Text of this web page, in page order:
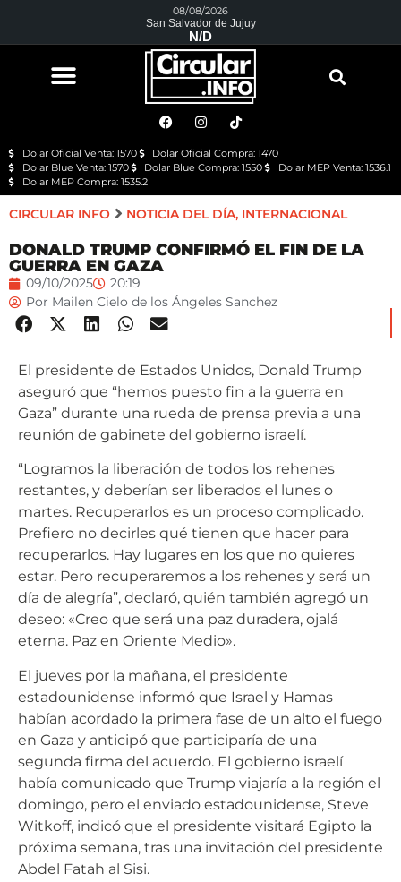
08/08/2026
San Salvador de Jujuy
N/D
Dolar Oficial Venta: 1570
Dolar Oficial Compra: 1470
Dolar Blue Venta: 1570
Dolar Blue Compra: 1550
Dolar MEP Venta: 1536.1
Dolar MEP Compra: 1535.2
CIRCULAR INFO NOTICIA DEL DÍA, INTERNACIONAL
DONALD TRUMP CONFIRMÓ EL FIN DE LA
GUERRA EN GAZA
09/10/2025
20:19
Por Mailen Cielo de los Ángeles Sanchez
El presidente de Estados Unidos, Donald Trump
aseguró que “hemos puesto fin a la guerra en
Gaza” durante una rueda de prensa previa a una
reunión de gabinete del gobierno israelí.
“Logramos la liberación de todos los rehenes
restantes, y deberían ser liberados el lunes o
martes. Recuperarlos es un proceso complicado.
Prefiero no decirles qué tienen que hacer para
recuperarlos. Hay lugares en los que no quieres
estar. Pero recuperaremos a los rehenes y será un
día de alegría”, declaró, quién también agregó un
deseo: «Creo que será una paz duradera, ojalá
eterna. Paz en Oriente Medio».
El jueves por la mañana, el presidente
estadounidense informó que Israel y Hamas
habían acordado la primera fase de un alto el fuego
en Gaza y anticipó que participaría de una
segunda firma del acuerdo. El gobierno israelí
había comunicado que Trump viajaría a la región el
domingo, pero el enviado estadounidense, Steve
Witkoff, indicó que el presidente visitará Egipto la
próxima semana, tras una invitación del presidente
Abdel Fatah al Sisi.